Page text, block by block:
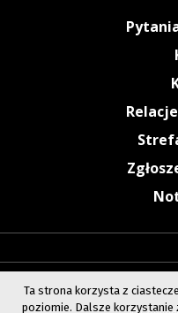
Ta strona korzysta z
poziomie. Dalsze korzystanie